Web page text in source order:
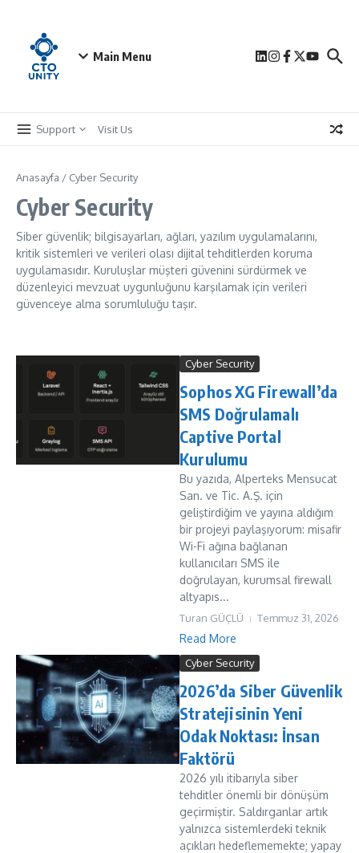
Main Menu
Support Visit Us
Anasayfa / Cyber Security
Cyber Security
Siber güvenlik; bilgisayarları, ağları, yazılım uygulamalarını,
kritik sistemleri ve verileri olası dijital tehditlerden koruma
uygulamasıdır. Kuruluşlar müşteri güvenini sürdürmek ve
düzenleyici mevzuat uygunluğunu karşılamak için verileri
güvenceye alma sorumluluğu taşır.
Cyber Security
Sophos XG Firewall’da
SMS Doğrulamalı
Captive Portal
Kurulumu
Bu yazıda, Alperteks Mensucat
San. ve Tic. A.Ş. için
geliştirdiğim ve yayına aldığım
bir projeyi paylaşıyorum: misafir
Wi-Fi ağına bağlanan
kullanıcıları SMS ile
doğrulayan, kurumsal firewall
altyapıs...
Turan GÜÇLÜ Temmuz 31, 2026
Read More
Cyber Security
2026’da Siber Güvenlik
Stratejisinin Yeni
Odak Noktası: İnsan
Faktörü
2026 yılı itibarıyla siber
tehditler önemli bir dönüşüm
geçirmiştir. Saldırganlar artık
yalnızca sistemlerdeki teknik
açıkları hedeflememekte; yapay